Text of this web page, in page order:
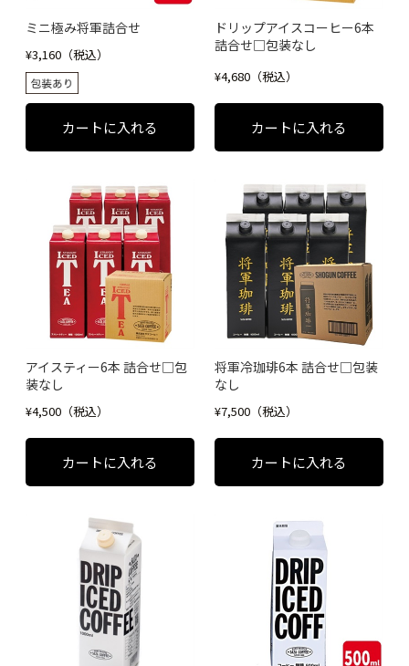
ミニ極み将軍詰合せ
¥3,160（税込）
ドリップアイスコーヒー6本
詰合せ□包装なし
¥4,680（税込）
アイスティー6本 詰合せ□包
装なし
¥4,500（税込）
将軍冷珈琲6本 詰合せ□包装
なし
¥7,500（税込）